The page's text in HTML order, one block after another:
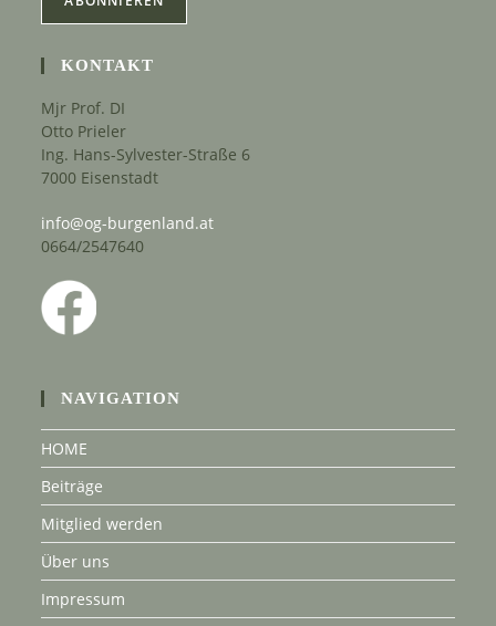
KONTAKT
Mjr Prof. DI
Otto Prieler
Ing. Hans-Sylvester-Straße 6
7000 Eisenstadt
info@og-burgenland.at
0664/2547640
NAVIGATION
HOME
Beiträge
Mitglied werden
Über uns
Impressum